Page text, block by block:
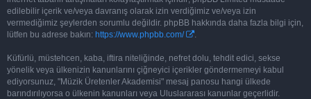
edilebilir içerik ve/veya davranış olarak izin verdiğimiz ve/veya izin
vermediğimiz şeylerden sorumlu değildir. phpBB hakkında daha fazla bilgi için,
lütfen bu adrese bakın: https://www.phpbb.com/
Küfürlü, müstehcen, kaba, iftira niteliğinde, nefret dolu, tehdit edici, sekse
yönelik veya ülkenizin kanunlarını çiğneyici içerikler göndermemeyi kabul
ediyorsunuz, "Müzik Üretenler Akademisi" mesaj panosu hangi ülkede
barındırılıyorsa o ülkenin kanunları veya Uluslararası kanunlar geçerlidir.